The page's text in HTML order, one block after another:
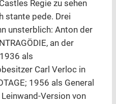
Regie zu sehen
stante pede. Drei
unsterblich: Anton der
an der
als
Carl Verloc in
1956 als General
Version von